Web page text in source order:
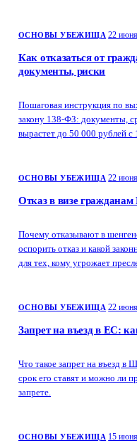
ОСНОВЫ УБЕЖИЩА 22
Как отказаться от
документы, риски
Пошаговая инструкция по
закону 138-ФЗ: документы,
вырастет до 50 000 рублей с
ОСНОВЫ УБЕЖИЩА 22
Отказ в визе гражданам
Почему отказывают в
оспорить отказ и какой
для тех, кому угрожает
ОСНОВЫ УБЕЖИЩА 22
Запрет на въезд в ЕС:
Что такое запрет на въезд в
срок его ставят и можно ли
запрете.
ОСНОВЫ УБЕЖИЩА 15